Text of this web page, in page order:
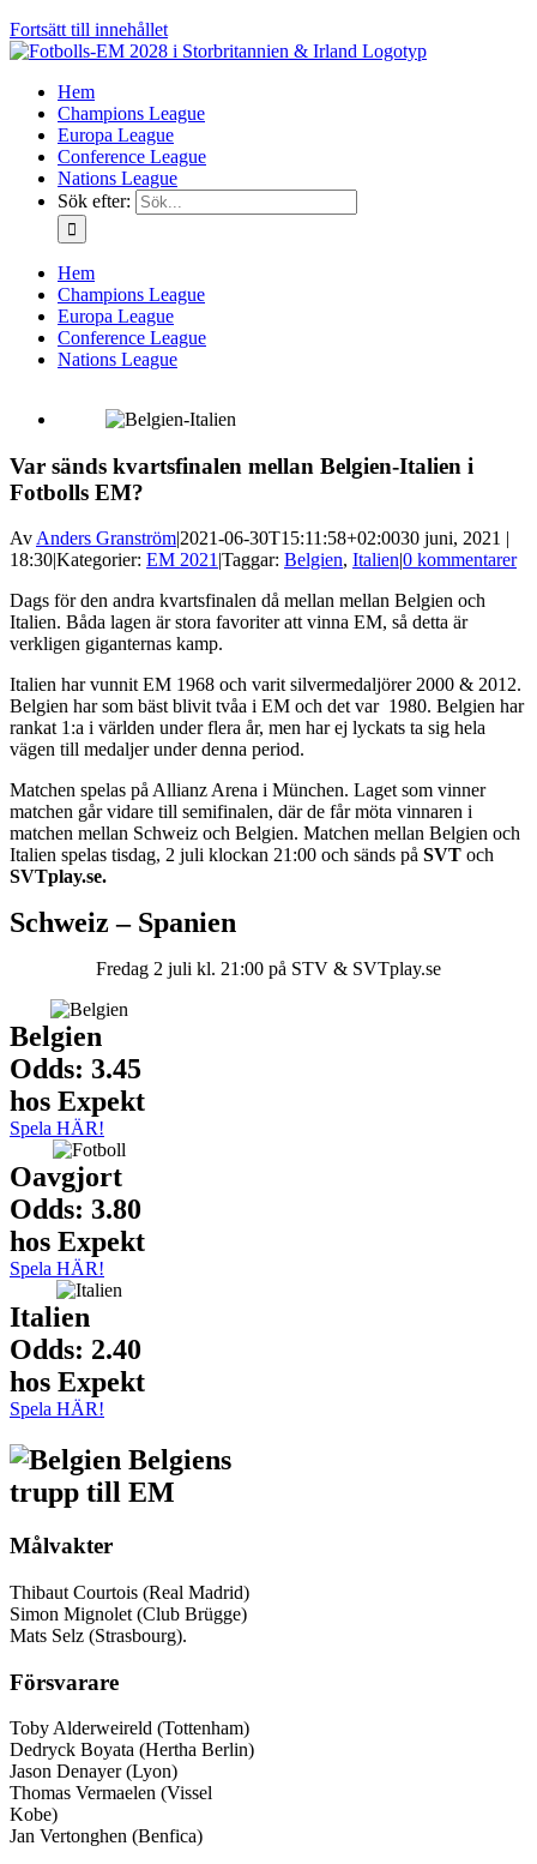
Fortsätt till innehållet
Hem
Champions League
Europa League
Conference League
Nations League
Sök efter:
Hem
Champions League
Europa League
Conference League
Nations League
Var sänds kvartsfinalen mellan Belgien-Italien i
Fotbolls EM?
AvAnders Granström|2021-06-30T15:11:58+02:0030 juni, 2021 |
18:30|Kategorier: EM 2021|Taggar: Belgien, Italien|0 kommentarer
Dags för den andra kvartsfinalen då mellan mellan Belgien och
Italien. Båda lagen är stora favoriter att vinna EM, så detta är
verkligen giganternas kamp.
Italien har vunnit EM 1968 och varit silvermedaljörer 2000 & 2012.
Belgien har som bäst blivit tvåa i EM och det var 1980. Belgien har
rankat 1:a i världen under flera år, men har ej lyckats ta sig hela
vägen till medaljer under denna period.
Matchen spelas på Allianz Arena i München. Laget som vinner
matchen går vidare till semifinalen, där de får möta vinnaren i
matchen mellan Schweiz och Belgien. Matchen mellan Belgien och
Italien spelas tisdag, 2 juli klockan 21:00 och sänds på SVT och
SVTplay.se.
Schweiz – Spanien
Fredag 2 juli kl. 21:00 på STV & SVTplay.se
Belgien
Odds: 3.45
hos Expekt
Spela HÄR!
Oavgjort
Odds: 3.80
hos Expekt
Spela HÄR!
Italien
Odds: 2.40
hos Expekt
Spela HÄR!
Belgiens
trupp till EM
Målvakter
Thibaut Courtois (Real Madrid)
Simon Mignolet (Club Brügge)
Mats Selz (Strasbourg).
Försvarare
Toby Alderweireld (Tottenham)
Dedryck Boyata (Hertha Berlin)
Jason Denayer (Lyon)
Thomas Vermaelen (Vissel
Kobe)
Jan Vertonghen (Benfica)